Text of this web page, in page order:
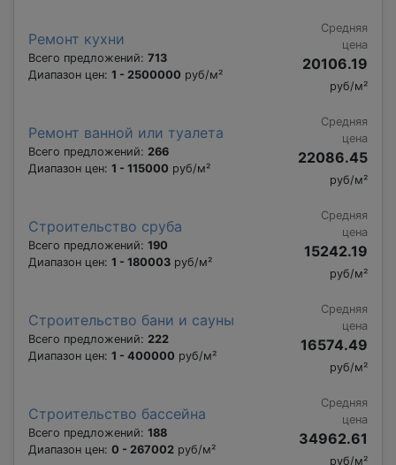
Ремонт кухни
Всего предложений: 713
Диапазон цен: 1 - 2500000 руб/м²
Средняя
цена
20106.19
руб/м²
Ремонт ванной или туалета
Всего предложений: 266
Диапазон цен: 1 - 115000 руб/м²
Средняя
цена
22086.45
руб/м²
Строительство сруба
Всего предложений: 190
Диапазон цен: 1 - 180003 руб/м²
Средняя
цена
15242.19
руб/м²
Строительство бани и сауны
Всего предложений: 222
Диапазон цен: 1 - 400000 руб/м²
Средняя
цена
16574.49
руб/м²
Строительство бассейна
Всего предложений: 188
Диапазон цен: 0 - 267002 руб/м²
Средняя
цена
34962.61
руб/м²